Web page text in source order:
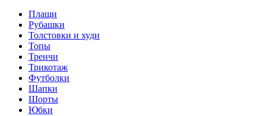
Плащи
Рубашки
Толстовки и худи
Топы
Тренчи
Трикотаж
Футболки
Шапки
Шорты
Юбки